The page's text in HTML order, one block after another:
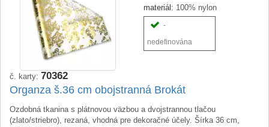
materiál: 100% nylon
-
nedefinována
č. karty: 70362
Organza š.36 cm obojstranná Brokát
Ozdobná tkanina s plátnovou väzbou a dvojstrannou tlačou
(zlato/striebro), rezaná, vhodná pre dekoračné účely. Šírka 36 cm,